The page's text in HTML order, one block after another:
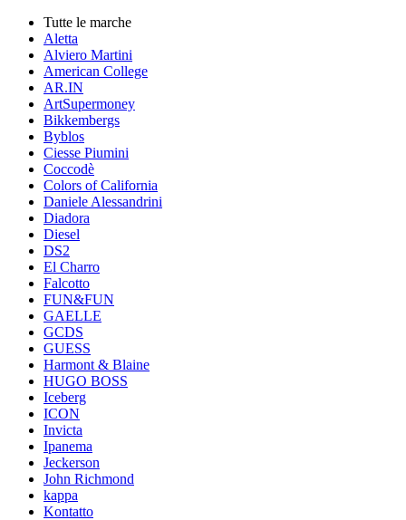
Tutte le marche
Aletta
Alviero Martini
American College
AR.IN
ArtSupermoney
Bikkembergs
Byblos
Ciesse Piumini
Coccodè
Colors of California
Daniele Alessandrini
Diadora
Diesel
DS2
El Charro
Falcotto
FUN&FUN
GAELLE
GCDS
GUESS
Harmont & Blaine
HUGO BOSS
Iceberg
ICON
Invicta
Ipanema
Jeckerson
John Richmond
kappa
Kontatto